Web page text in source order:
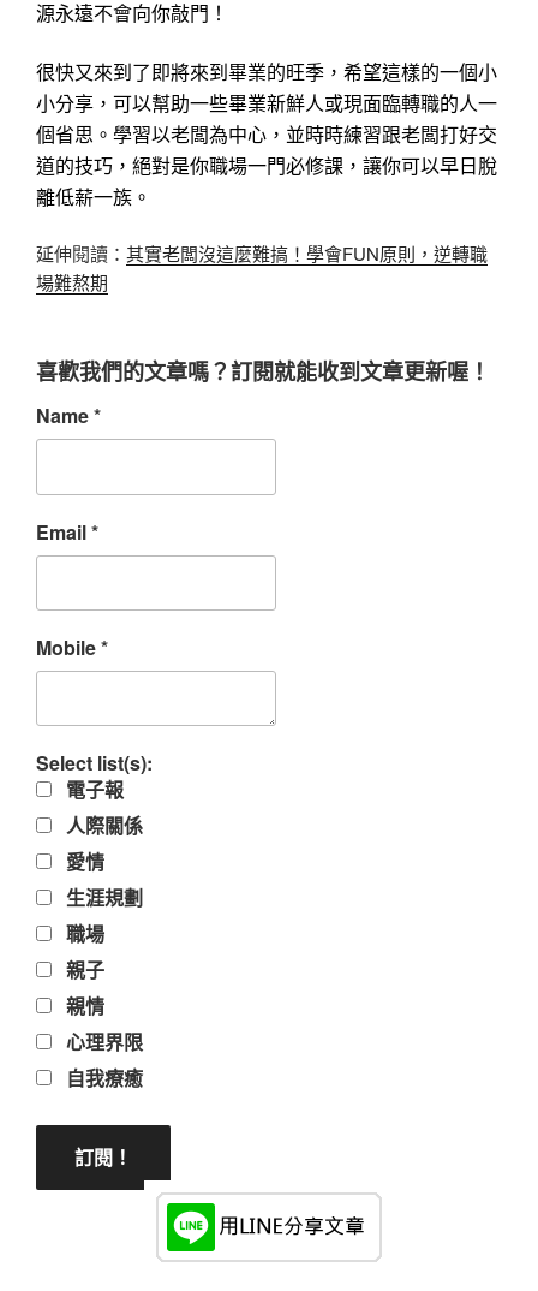
源永遠不會向你敲門！
很快又來到了即將來到畢業的旺季，希望這樣的一個小
小分享，可以幫助一些畢業新鮮人或現面臨轉職的人一
個省思。學習以老闆為中心，並時時練習跟老闆打好交
道的技巧，絕對是你職場一門必修課，讓你可以早日脫
離低薪一族。
延伸閱讀： 其實老闆沒這麼難搞！學會FUN原則，逆轉職
場難熬期
喜歡我們的文章嗎？訂閱就能收到文章更新喔！
Name*
Email*
Mobile*
Select list(s):
電子報
人際關係
愛情
生涯規劃
職場
親子
親情
心理界限
自我療癒